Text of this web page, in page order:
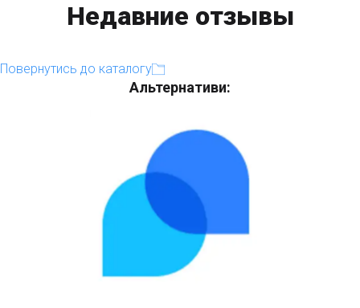
Недавние отзывы
Повернутись до каталогу
Альтернативи: